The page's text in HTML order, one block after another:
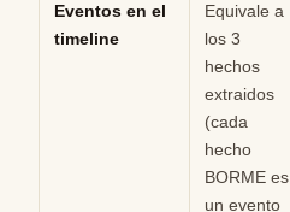
Eventos en el
timeline
Equivale a
los 3
hechos
extraidos
(cada
hecho
BORME es
un evento